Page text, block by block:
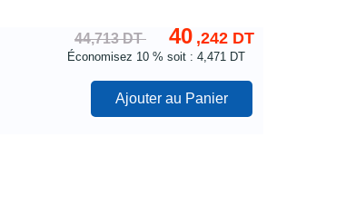
44,713 DT 40 ,242 DT
Économisez 10 % soit : 4,471 DT
Ajouter au Panier